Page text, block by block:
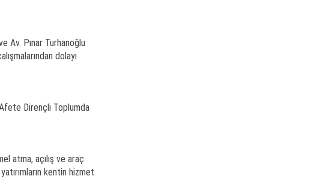
Av. Pınar Turhanoğlu
dolayı
Dirençli Toplumda
atma, açılış ve araç
kentin hizmet